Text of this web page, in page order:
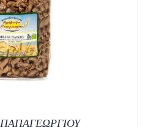
ΠΑΠΑΓΕΩΡΓΙΟΥ